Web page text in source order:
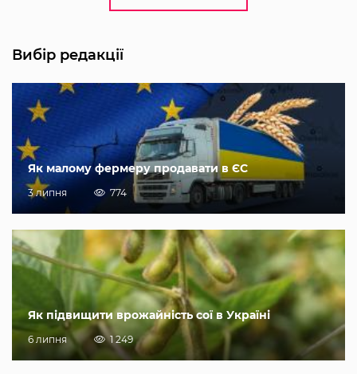
Вибір редакції
Як малому фермеру продавати в ЄС
3 липня 774
Як підвищити врожайність сої в Україні
6 липня 1 249